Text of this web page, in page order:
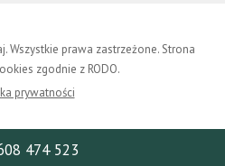
Wszystkie prawa zastrzeżone. Strona
zgodnie z RODO.
prywatności
474 523